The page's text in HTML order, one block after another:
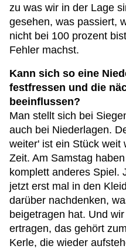
zu was wir in der Lage
gesehen, was passiert,
nicht bei 100 prozent
Fehler machst.
Kann sich so eine
festfressen und die
beeinflussen?
Man stellt sich bei
auch bei Niederlagen.
weiter' ist ein Stück weit
Zeit. Am Samstag
komplett anderes Spiel.
jetzt erst mal in den
darüber nachdenken,
beigetragen hat. Und
ertragen, das gehört
Kerle, die wieder